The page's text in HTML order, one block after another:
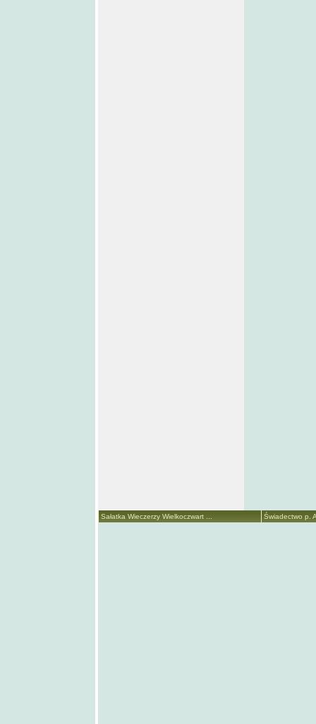
Sałatka Wieczerzy Wielkoczwart ... Świadectwo p.